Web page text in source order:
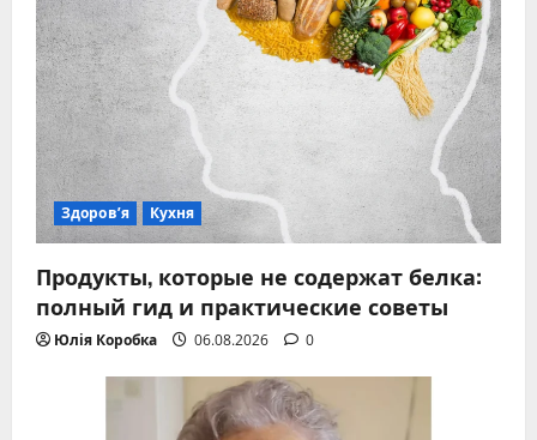
Здоров’я Кухня
Продукты, которые не содержат белка:
полный гид и практические советы
Юлія Коробка 06.08.2026 0